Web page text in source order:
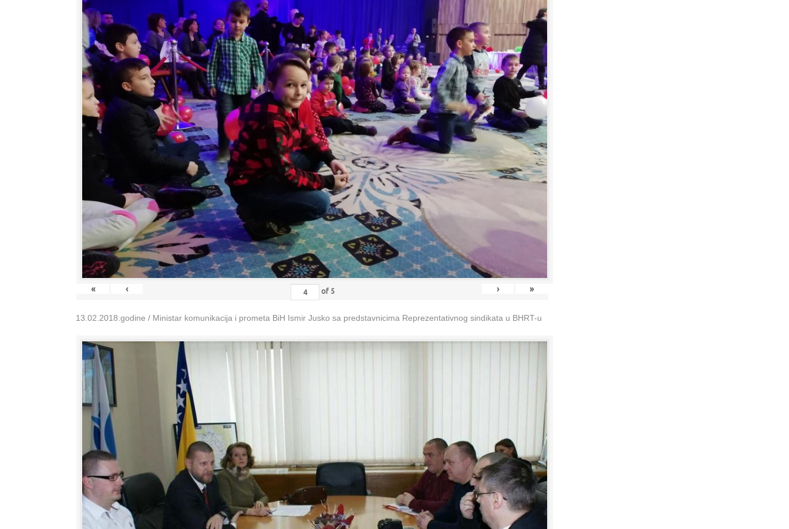
« ‹ of 5 › »
13.02.2018.godine / Ministar komunikacija i prometa BiH Ismir Jusko sa predstavnicima Reprezentativnog sindikata u BHRT-u